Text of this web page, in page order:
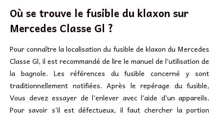
Où se trouve le fusible du klaxon sur
Mercedes Classe Gl ?
Pour connaître la localisation du fusible de klaxon du Mercedes
Classe Gl, il est recommandé de lire le manuel de l’utilisation de
la bagnole. Les références du fusible concerné y sont
traditionnellement notifiées. Après le repérage du fusible,
Vous devez essayer de l’enlever avec l’aide d’un appareils.
Pour savoir s’il est défectueux, il faut chercher la portion